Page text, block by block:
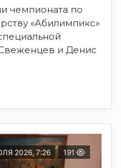
чемпионата по
«Абилимпикс»
и Денис
2026, 7:26 191